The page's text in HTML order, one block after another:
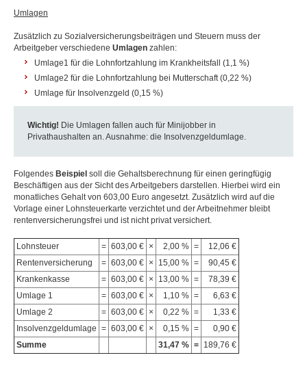
Umlagen
Zusätzlich zu Sozialversicherungsbeiträgen und Steuern muss der
Arbeitgeber verschiedene Umlagen zahlen:
Umlage1 für die Lohnfortzahlung im Krankheitsfall (1,1 %)
Umlage2 für die Lohnfortzahlung bei Mutterschaft (0,22 %)
Umlage für Insolvenzgeld (0,15 %)
Wichtig! Die Umlagen fallen auch für Minijobber in
Privathaushalten an. Ausnahme: die Insolvenzgeldumlage.
Folgendes Beispiel soll die Gehaltsberechnung für einen geringfügig
Beschäftigen aus der Sicht des Arbeitgebers darstellen. Hierbei wird ein
monatliches Gehalt von 603,00 Euro angesetzt. Zusätzlich wird auf die
Vorlage einer Lohnsteuerkarte verzichtet und der Arbeitnehmer bleibt
rentenversicherungsfrei und ist nicht privat versichert.
Lohnsteuer = 603,00 € × 2,00 % =
12,06 €
Rentenversicherung
= 603,00 € × 15,00 % =
90,45 €
Krankenkasse
= 603,00 € × 13,00 % =
78,39 €
Umlage 1
= 603,00 € × 1,10 % =
6,63 €
Umlage 2
= 603,00 € × 0,22 % =
1,33 €
Insolvenzgeldumlage = 603,00 € × 0,15 % =
0,90 €
Summe
31,47 % = 189,76 €